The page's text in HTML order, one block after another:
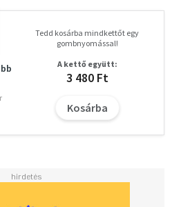
elegendő, könnyen
kapsz, hogy garantáltan
25 kreatív
kérdésekre itttalálhat választ.
Tedd kosárba mindkettőt egy
gombnyomással!
A kettő együtt:
3 480 Ft
Kosárba